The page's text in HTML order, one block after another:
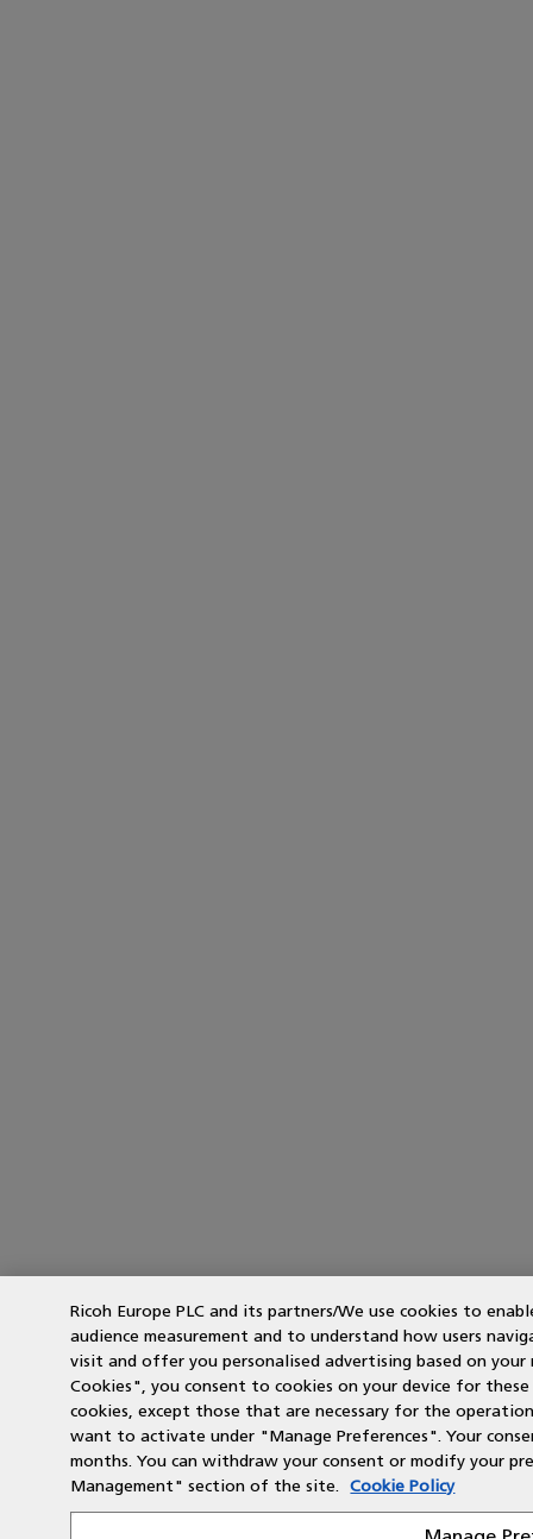
Ricoh Europe PLC and its partners/We use cookies to
audience measurement and to understand how users
visit and offer you personalised advertising based on
Cookies", you consent to cookies on your device for
cookies, except those that are necessary for the
want to activate under "Manage Preferences". Your
months. You can withdraw your consent or modify your
Management" section of the site.
Cookie Policy